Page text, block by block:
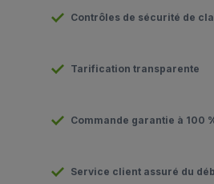
Contrôles de sécurité de
Tarification transparente
Commande garantie à 100
Service client assuré du